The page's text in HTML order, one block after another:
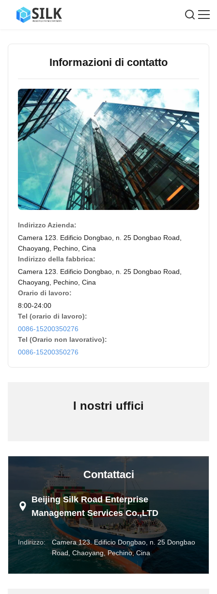
Informazioni di contatto
Indirizzo Azienda:
Camera 123. Edificio Dongbao, n. 25 Dongbao Road,
Chaoyang, Pechino, Cina
Indirizzo della fabbrica:
Camera 123. Edificio Dongbao, n. 25 Dongbao Road,
Chaoyang, Pechino, Cina
Orario di lavoro:
8:00-24:00
Tel (orario di lavoro):
0086-15200350276
Tel (Orario non lavorativo):
0086-15200350276
I nostri uffici
Contattaci
Beijing Silk Road Enterprise
Management Services Co.,LTD
Indirizzo:
Camera 123. Edificio Dongbao, n. 25 Dongbao
Road, Chaoyang, Pechino, Cina